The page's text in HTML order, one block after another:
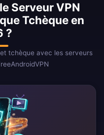
Serveur VPN
Tchèque en
?
tchèque avec les serveurs